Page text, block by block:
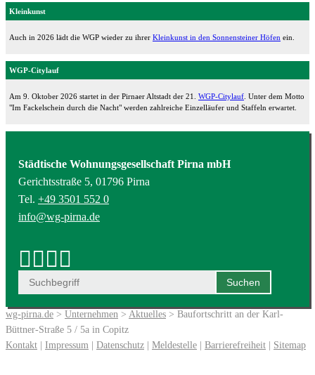
Kleinkunst
Auch in 2026 lädt die WGP wieder zu ihrer Kleinkunst in den Sonnensteiner Höfen ein.
WGP-Citylauf
Am 9. Oktober 2026 startet in der Pirnaer Altstadt der 21. WGP-Citylauf . Unter dem Motto
"Im Fackelschein durch die Nacht" werden zahlreiche Einzelläufer und Staffeln erwartet.
Städtische Wohnungsgesellschaft Pirna mbH
Gerichtsstraße 5, 01796 Pirna
Tel. +49 3501 552 0
info@wg-pirna.de
wg-pirna.de > Unternehmen > Aktuelles > Baufortschritt an der Karl-
Büttner-Straße 5 / 5a in Copitz
Kontakt | Impressum | Datenschutz | Meldestelle | Barrierefreiheit | Sitemap